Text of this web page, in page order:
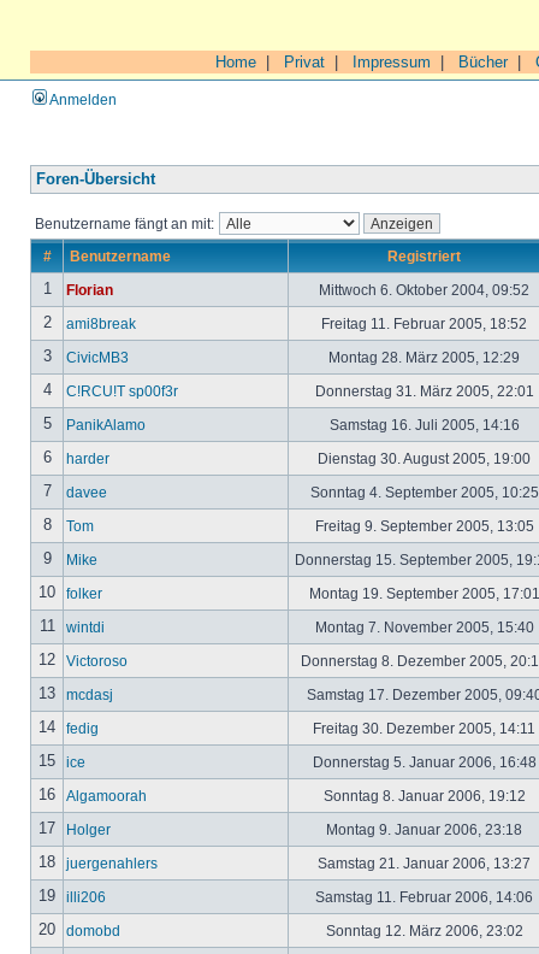
Home Privat Impressum Bücher|
Anmelden
Foren-Übersicht
Benutzername fängt an mit:
# Benutzername Registriert
1 Florian Mittwoch 6. Oktober 2004, 09:52
2 ami8break Freitag 11. Februar 2005, 18:52
3 CivicMB3 Montag 28. März 2005, 12:29
4 C!RCU!T sp00f3r Donnerstag 31. März 2005, 22:01
5 PanikAlamo Samstag 16. Juli 2005, 14:16
6 harder Dienstag 30. August 2005, 19:00
7 davee Sonntag 4. September 2005,
8 Tom Freitag 9. September 2005, 13:05
9 Mike Donnerstag 15. September 2005,
10 folker Montag 19. September 2005,
11 wintdi Montag 7. November 2005, 15:40
12 Victoroso Donnerstag 8. Dezember 2005,
13 mcdasj Samstag 17. Dezember 2005,
14 fedig Freitag 30. Dezember 2005, 14:11
15 ice Donnerstag 5. Januar 2006, 16:48
16 Algamoorah Sonntag 8. Januar 2006, 19:12
17 Holger Montag 9. Januar 2006, 23:18
18 juergenahlers Samstag 21. Januar 2006, 13:27
19 illi206 Samstag 11. Februar 2006, 14:06
20 domobd Sonntag 12. März 2006, 23:02